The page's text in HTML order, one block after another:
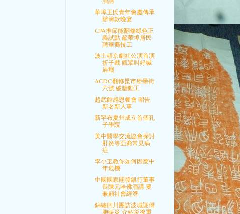
華埠王氏青年會慶傳承
辦籌款晚宴
CPA推節能翻修綠色正
義試點 籲華埠居民
聘華裔技工
波士頓京劇社公演首演
折子戲 觀眾叫好喊
過癮
ACDC翻修昆市堡壘街
六號 破牆動工
超武館感恩餐會 昭告
新名新人事
新罕布夏州成立首個孔
子學院
美中醫學交流協會探討
肝炎等亞裔常見病
症
李小玉教你如何因應中
年危機
中國國家開發銀行董事
長陳元哈佛演講 要
兼顧社會經濟
錦繡四川團訪波城謝僑
胞賑災 介紹災後重